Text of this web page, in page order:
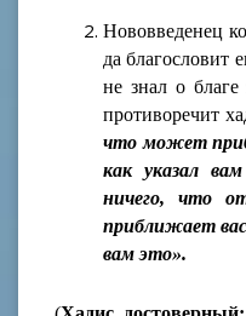
Нововведенец
да благословит
не знал о
противоречит
что может
как указал
ничего, что
приближает
вам это».